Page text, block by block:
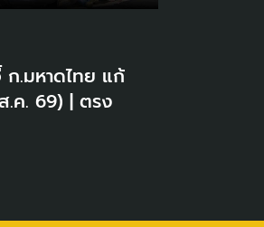
.มหาดไทย แก้
ค. 69) | ตรง